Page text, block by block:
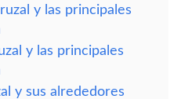
y las principales
y las principales
y sus alrededores